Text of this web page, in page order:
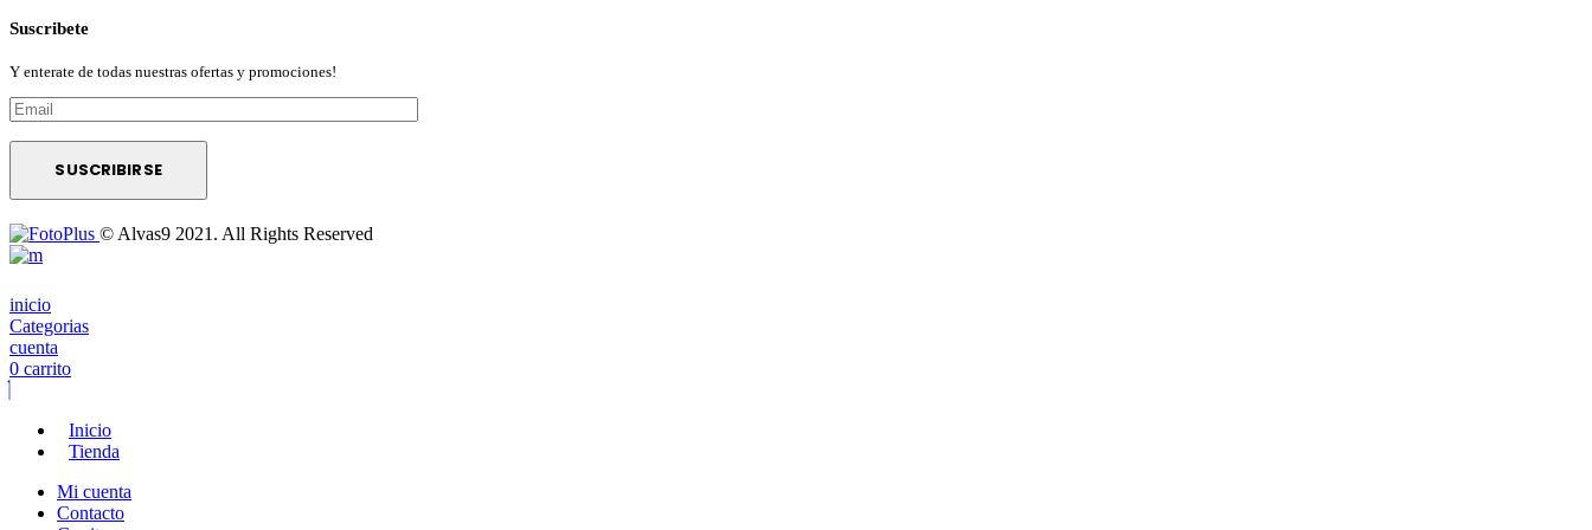
Suscribete
Y enterate de todas nuestras ofertas y promociones!
© Alvas9 2021. All Rights Reserved
inicio
Categorias
cuenta
0 carrito
Inicio
Tienda
Mi cuenta
Contacto